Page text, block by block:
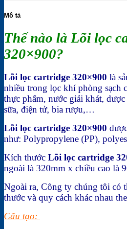
Mô tả
Thế nào là Lõi lọc
320×900?
Lõi lọc cartridge 320×900 là
nhiều trong lọc khí phòng sạch
thực phẩm, nước giải khát,
sữa, điện tử, bia rượu,…
Lõi lọc cartridge 320×900
như: Polypropylene (PP),
Kích thước Lõi lọc cartridge
ngoài là 320mm x chiều cao là
Ngoài ra, Công ty chúng tôi có
thước và quy cách khác nhau
Cấu tạo: